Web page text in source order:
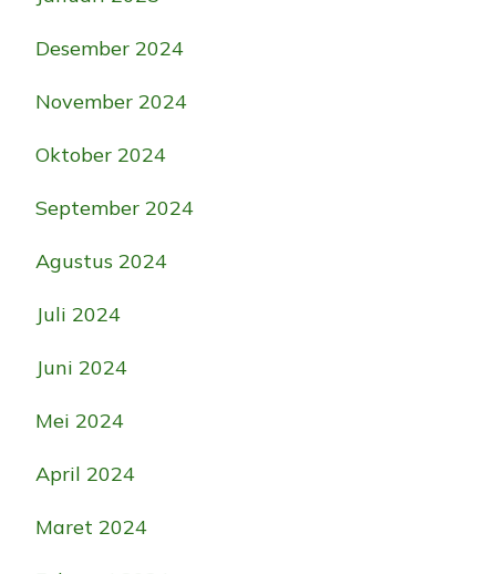
Desember 2024
November 2024
Oktober 2024
September 2024
Agustus 2024
Juli 2024
Juni 2024
Mei 2024
April 2024
Maret 2024